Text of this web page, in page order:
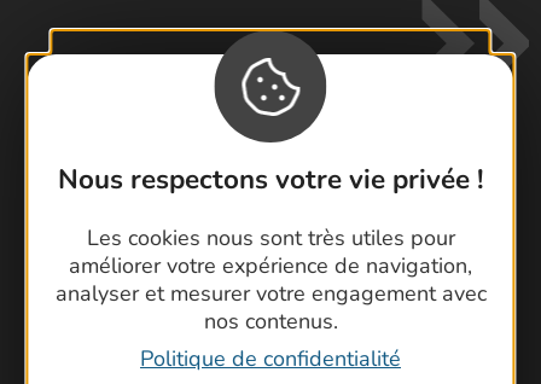
Nous respectons votre vie privée !
Les cookies nous sont très utiles pour
améliorer votre expérience de navigation,
analyser et mesurer votre engagement avec
nos contenus.
Politique de confidentialité
Foire aux questions
Brochures
Cartoguides et Topoguides
Latitude Gard